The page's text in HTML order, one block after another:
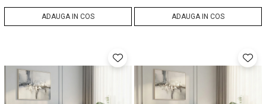
ADAUGA IN COS ADAUGA IN COS